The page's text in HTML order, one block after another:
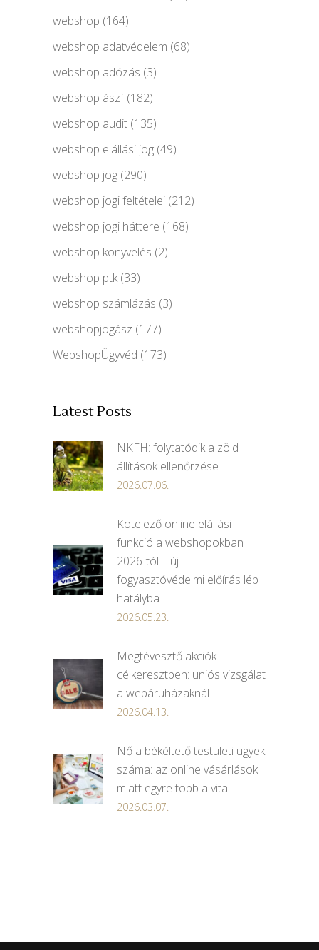
webshop (164)
webshop adatvédelem (68)
webshop adózás (3)
webshop ászf(182)
webshop audit (135)
webshop elállási jog (49)
webshop jog (290)
webshop jogi feltételei (212)
webshop jogi háttere (168)
webshop könyvelés (2)
webshop ptk(33)
webshop számlázás (3)
webshopjogász (177)
WebshopÜgyvéd (173)
Latest Posts
NKFH: folytatódik a zöld
állítások ellenőrzése
2026.07.06.
Kötelező online elállási
funkció a webshopokban
2026-tól – új
fogyasztóvédelmi előírás lép
hatályba
2026.05.23.
Megtévesztő akciók
célkeresztben: uniós vizsgálat
a webáruházaknál
2026.04.13.
Nő a békéltető testületi ügyek
száma: az online vásárlások
miatt egyre több a vita
2026.03.07.